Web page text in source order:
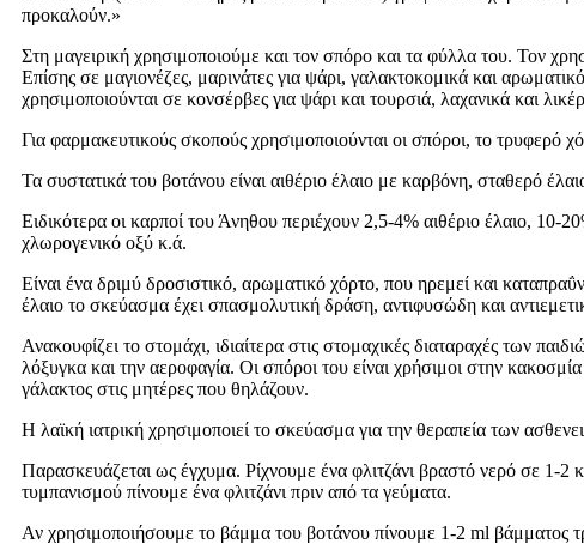
προκαλούν.»
Στη μαγειρική χρησιμοποιούμε και τον σπόρο και τα φύλλα του. Τον
Επίσης σε μαγιονέζες, μαρινάτες για ψάρι, γαλακτοκομικά και
χρησιμοποιούνται σε κονσέρβες για ψάρι και τουρσιά, λαχανικά και
Για φαρμακευτικούς σκοπούς χρησιμοποιούνται οι σπόροι, το τρυφερό
Τα συστατικά του βοτάνου είναι αιθέριο έλαιο με καρβόνη, σταθερό
Ειδικότερα οι καρποί του Άνηθου περιέχουν 2,5-4% αιθέριο έλαιο, 10-
χλωρογενικό οξύ κ.ά.
Είναι ένα δριμύ δροσιστικό, αρωματικό χόρτο, που ηρεμεί και
έλαιο το σκεύασμα έχει σπασμολυτική δράση, αντιφυσώδη και
Ανακουφίζει το στομάχι, ιδιαίτερα στις στομαχικές διαταραχές των
λόξυγκα και την αεροφαγία. Οι σπόροι του είναι χρήσιμοι στην
γάλακτος στις μητέρες που θηλάζουν.
Η λαϊκή ιατρική χρησιμοποιεί το σκεύασμα για την θεραπεία των
Παρασκευάζεται ως έγχυμα. Ρίχνουμε ένα φλιτζάνι βραστό νερό σε 1-2
τυμπανισμού πίνουμε ένα φλιτζάνι πριν από τα γεύματα.
Αν χρησιμοποιήσουμε το βάμμα του βοτάνου πίνουμε 1-2 ml βάμματος